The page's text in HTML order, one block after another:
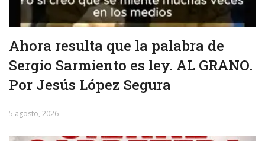
Ahora resulta que la palabra de
Sergio Sarmiento es ley. AL GRANO.
Por Jesús López Segura
5 agosto, 2026